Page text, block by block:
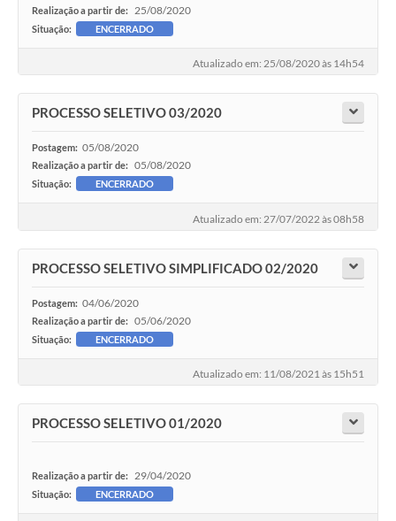
Realização a partir de: 25/08/2020
Situação: ENCERRADO
Atualizado em: 25/08/2020 às 14h54
PROCESSO SELETIVO 03/2020
Postagem: 05/08/2020
Realização a partir de: 05/08/2020
Situação: ENCERRADO
Atualizado em: 27/07/2022 às 08h58
PROCESSO SELETIVO SIMPLIFICADO 02/2020
Postagem: 04/06/2020
Realização a partir de: 05/06/2020
Situação: ENCERRADO
Atualizado em: 11/08/2021 às 15h51
PROCESSO SELETIVO 01/2020
Realização a partir de: 29/04/2020
Situação: ENCERRADO